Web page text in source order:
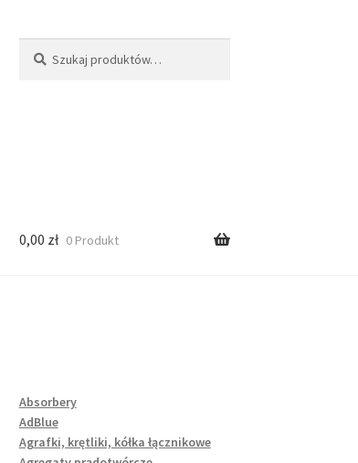
0,00 zł 0 Produkt
Absorbery
AdBlue
Agrafki, krętliki, kółka łącznikowe